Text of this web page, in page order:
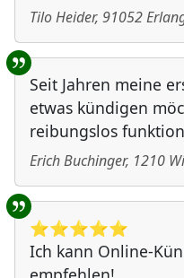
Tilo Heider, 91052
Seit Jahren meine
etwas kündigen
reibungslos
Erich Buchinger, 1210
⭐️⭐️⭐️⭐️⭐️
Ich kann Online-